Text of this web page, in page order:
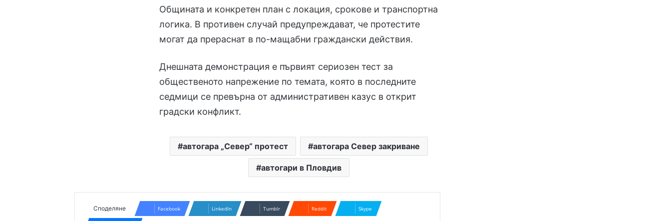
Общината и конкретен план с локация, срокове и транспортна
логика. В противен случай предупреждават, че протестите
могат да прераснат в по-мащабни граждански действия.
Днешната демонстрация е първият сериозен тест за
общественото напрежение по темата, която в последните
седмици се превърна от административен казус в открит
градски конфликт.
автогара „Север“ протест автогара Север закриване
автогари в Пловдив
Споделяне Facebook LinkedIn Tumblr Reddit Skype